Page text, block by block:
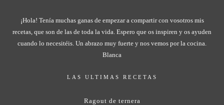
¡Hola! Tenía muchas ganas de empezar a compartir con vosotros mis
recetas, que son de las de toda la vida. Espero que os inspiren y os ayuden
cuando lo necesitéis. Un abrazo muy fuerte y nos vemos por la cocina.
Blanca
LAS ULTIMAS RECETAS
Ragout de ternera